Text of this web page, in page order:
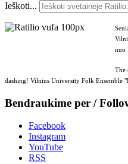
Ieškoti...
nuo
The
dashing! Vilnius University Folk Ensemble
Bendraukime per /
Facebook
Instagram
YouTube
RSS